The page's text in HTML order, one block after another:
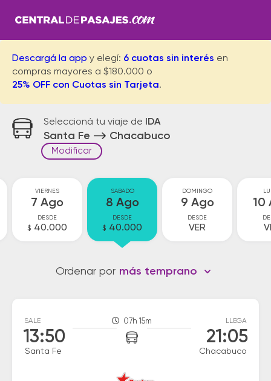
Descargá la app y elegí: 6 cuotas sin interés en
compras mayores a $180.000 o
25% OFF con Cuotas sin Tarjeta.
Seleccioná tu viaje de IDA
Santa Fe Chacabuco
Modificar
VIERNES
7 Ago
DESDE
$ 40.000
SABADO
8 Ago
DESDE
$ 40.000
DOMINGO
9 Ago
DESDE
VER
10
Ordenar por más temprano
SALE
13:50
Santa Fe
07h 15m LLEGA
21:05
Chacabuco